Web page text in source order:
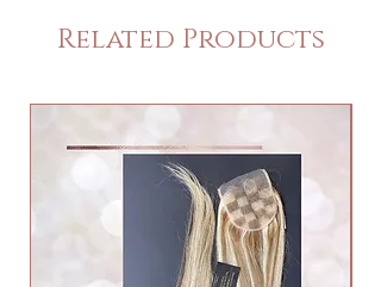
Extensions zeichnet sich durch seine
natürliche Geschmeidigkeit und
Vielseitigkeit aus. Dieses hochwertige
Haar stammt aus Brasil und besticht
durch seine seidige Textur sowie seinen
natürlichen Glanz. Perfekt für Extensions,
Related Products